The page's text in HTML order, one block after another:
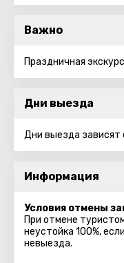
Важно
Праздничная
Дни выезда
Дни выезда зависят
Информация
Условия отмены
При отмене
неустойка 100%,
невыезда.